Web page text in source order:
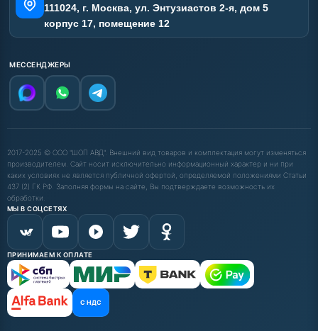
111024, г. Москва, ул. Энтузиастов 2-я, дом 5
корпус 17, помещение 12
МЕССЕНДЖЕРЫ
2017-2025 © ООО "ШОП АВД". Внешний вид товаров и комплектация могут изменяться
производителем. Сайт носит исключительно информационный характер и ни при
каких условиях не является публичной офертой, определяемой положениями Статьи
437 (2) ГК РФ. Заполняя формы на сайте, Вы подтверждаете возможность их
обработки.
МЫ В СОЦСЕТЯХ
ПРИНИМАЕМ К ОПЛАТЕ
С НДС